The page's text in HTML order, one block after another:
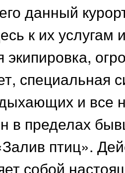
данный
к их услугам
экипировка,
специальная
и все
в пределах
птиц».
собой